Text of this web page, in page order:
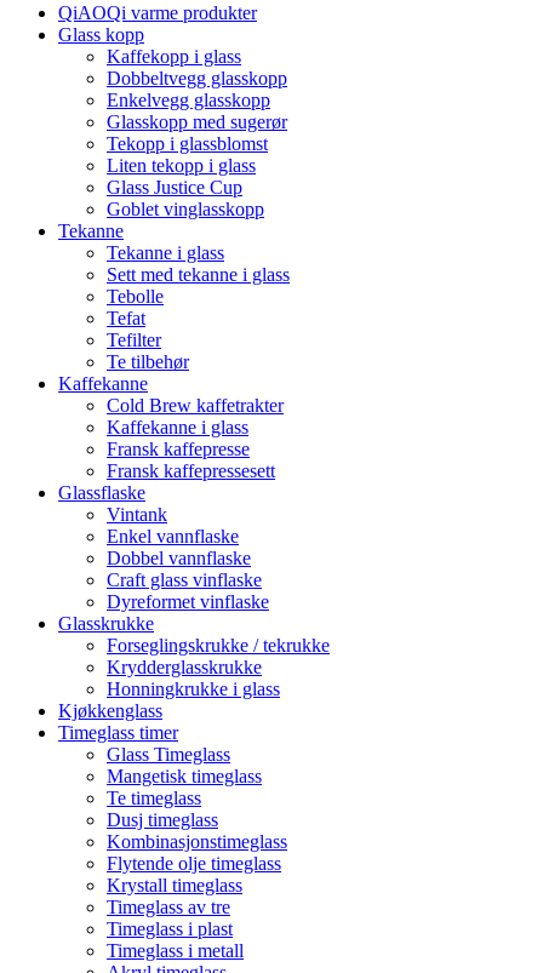
QiAOQi varme produkter
Glass kopp
Kaffekopp i glass
Dobbeltvegg glasskopp
Enkelvegg glasskopp
Glasskopp med sugerør
Tekopp i glassblomst
Liten tekopp i glass
Glass Justice Cup
Goblet vinglasskopp
Tekanne
Tekanne i glass
Sett med tekanne i glass
Tebolle
Tefat
Tefilter
Te tilbehør
Kaffekanne
Cold Brew kaffetrakter
Kaffekanne i glass
Fransk kaffepresse
Fransk kaffepressesett
Glassflaske
Vintank
Enkel vannflaske
Dobbel vannflaske
Craft glass vinflaske
Dyreformet vinflaske
Glasskrukke
Forseglingskrukke / tekrukke
Krydderglasskrukke
Honningkrukke i glass
Kjøkkenglass
Timeglass timer
Glass Timeglass
Mangetisk timeglass
Te timeglass
Dusj timeglass
Kombinasjonstimeglass
Flytende olje timeglass
Krystall timeglass
Timeglass av tre
Timeglass i plast
Timeglass i metall